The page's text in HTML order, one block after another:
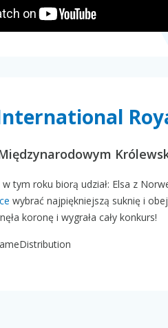
tym roku biorą udział: Elsa z
wybrać najpiękniejszą suknię i
koronę i wygrała cały konkurs!